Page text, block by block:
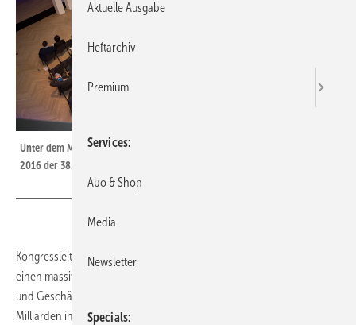
Unter dem Motto “Zukunft nachhaltig gestalten“ fand vom 13. bis 18. März
2016 der 38. traditionelle Uponor Kongress am Arlberg statt.
Kongressleiter Georg Goldbach von Uponor sagte bei der Eröffnung
einen massiven Umbruch und sich stark verändernde Betriebsabläufe
und Geschäftsmodelle in der Baubranche voraus. Es würden
Milliarden in die Digitalisierung der Wertschöpfungskette investiert.
Aktuelle Ausgabe
Heftarchiv
Premium
Services
Abo & Shop
Media
Newsletter
Specials